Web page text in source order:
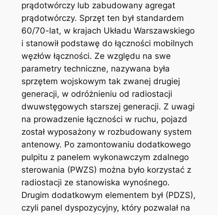
prądotwórczy lub zabudowany agregat
prądotwórczy. Sprzęt ten był standardem
60/70-lat, w krajach Układu Warszawskiego
i stanowił podstawę do łączności mobilnych
węzłów łączności. Ze względu na swe
parametry techniczne, nazywana była
sprzętem wojskowym tak zwanej drugiej
generacji, w odróżnieniu od radiostacji
dwuwstęgowych starszej generacji. Z uwagi
na prowadzenie łączności w ruchu, pojazd
został wyposażony w rozbudowany system
antenowy. Po zamontowaniu dodatkowego
pulpitu z panelem wykonawczym zdalnego
sterowania (PWZS) można było korzystać z
radiostacji ze stanowiska wynośnego.
Drugim dodatkowym elementem był (PDZS),
czyli panel dyspozycyjny, który pozwalał na